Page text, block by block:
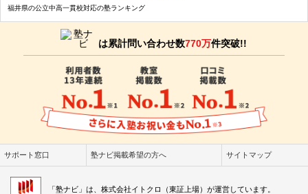
福井県の公立中高一貫校対応の塾ランキング
は累計問い合わせ数770万件突破!!
サポート窓口 塾ナビ掲載希望の方へ サイトマップ
「塾ナビ」は、株式会社イトクロ（東証上場）が運営しています。